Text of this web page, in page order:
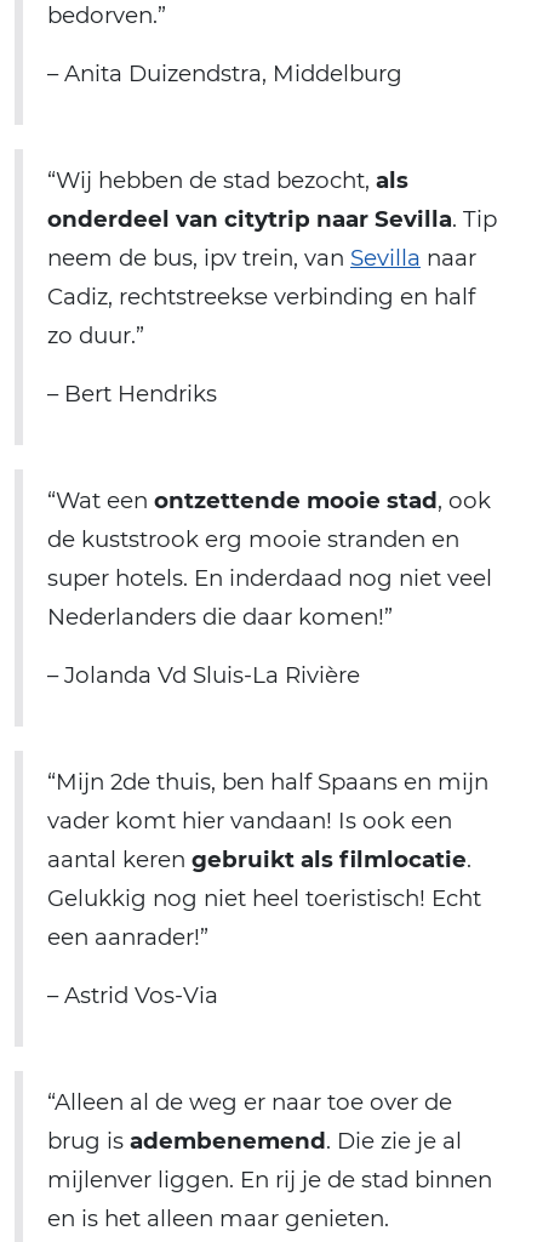
bedorven.”
– Anita Duizendstra, Middelburg
“Wij hebben de stad bezocht, als
onderdeel van citytrip naar Sevilla. Tip
neem de bus, ipv trein, van Sevilla naar
Cadiz, rechtstreekse verbinding en half
zo duur.”
– Bert Hendriks
“Wat een ontzettende mooie stad, ook
de kuststrook erg mooie stranden en
super hotels. En inderdaad nog niet veel
Nederlanders die daar komen!”
– Jolanda Vd Sluis-La Rivière
“Mijn 2de thuis, ben half Spaans en mijn
vader komt hier vandaan! Is ook een
aantal keren gebruikt als filmlocatie.
Gelukkig nog niet heel toeristisch! Echt
een aanrader!”
– Astrid Vos-Via
“Alleen al de weg er naar toe over de
brug is adembenemend. Die zie je al
mijlenver liggen. En rij je de stad binnen
en is het alleen maar genieten.